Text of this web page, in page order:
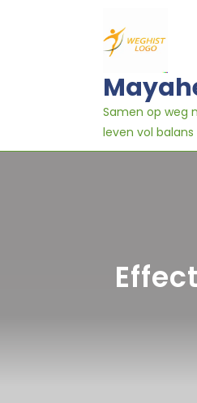
Samen op weg
leven vol